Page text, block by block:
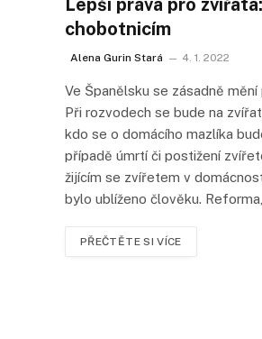
Lepší práva pro
chobotnicím
Alena Gurin Stará 4. 1. 2022
Ve Španělsku se zásadně
Při rozvodech se bude na
kdo se o domácího mazlíka
případě úmrtí či postižení
žijícím se zvířetem v
bylo ublíženo člověku.
PŘEČTĚTE SI VÍCE